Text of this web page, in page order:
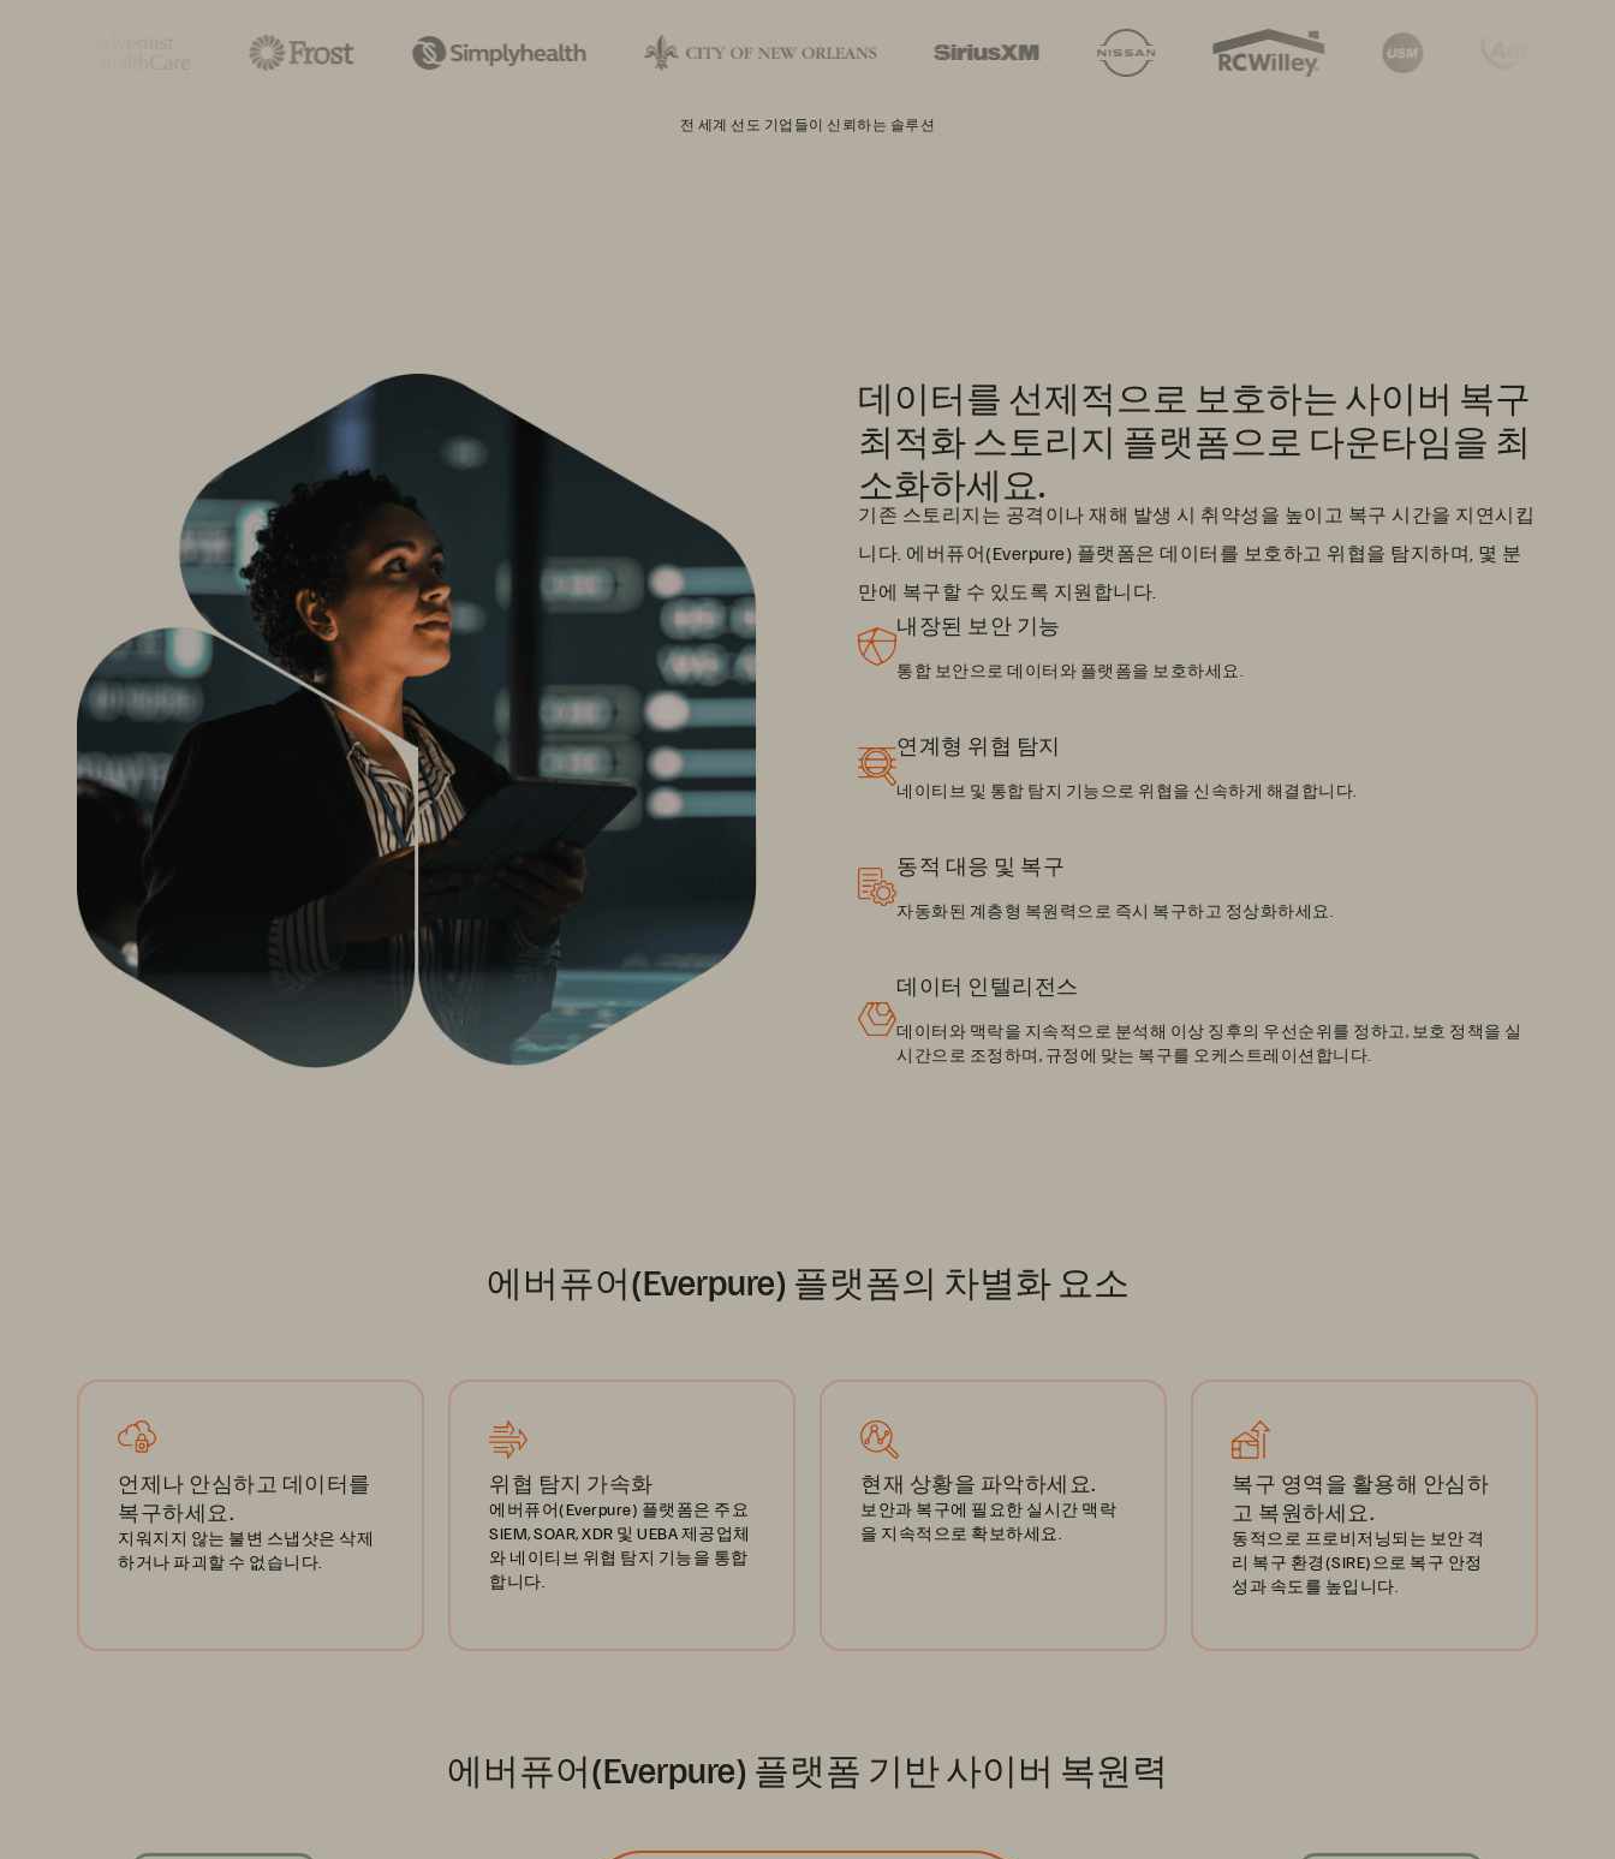
전 세계 선도 기업들이 신뢰하는 솔루션
데이터를 선제적으로 보호하는 사이버 복구
최적화 스토리지 플랫폼으로 다운타임을 최
소화하세요.
기존 스토리지는 공격이나 재해 발생 시 취약성을 높이고 복구 시간을 지연시킵
니다. 에버퓨어(Everpure) 플랫폼은 데이터를 보호하고 위협을 탐지하며, 몇 분
만에 복구할 수 있도록 지원합니다.
내장된 보안 기능
통합 보안으로 데이터와 플랫폼을 보호하세요.
연계형 위협 탐지
네이티브 및 통합 탐지 기능으로 위협을 신속하게 해결합니다.
동적 대응 및 복구
자동화된 계층형 복원력으로 즉시 복구하고 정상화하세요.
데이터 인텔리전스
데이터와 맥락을 지속적으로 분석해 이상 징후의 우선순위를 정하고, 보호 정책을 실
시간으로 조정하며, 규정에 맞는 복구를 오케스트레이션합니다.
에버퓨어(Everpure) 플랫폼의 차별화 요소
언제나 안심하고 데이터를
복구하세요.
지워지지 않는 불변 스냅샷은 삭제
하거나 파괴할 수 없습니다.
위협 탐지 가속화
에버퓨어(Everpure) 플랫폼은 주요
SIEM, SOAR, XDR 및 UEBA 제공업체
와 네이티브 위협 탐지 기능을 통합
합니다.
현재 상황을 파악하세요.
보안과 복구에 필요한 실시간 맥락
을 지속적으로 확보하세요.
복구 영역을 활용해 안심하
고 복원하세요.
동적으로 프로비저닝되는 보안 격
리 복구 환경(SIRE)으로 복구 안정
성과 속도를 높입니다.
에버퓨어(Everpure) 플랫폼 기반 사이버 복원력